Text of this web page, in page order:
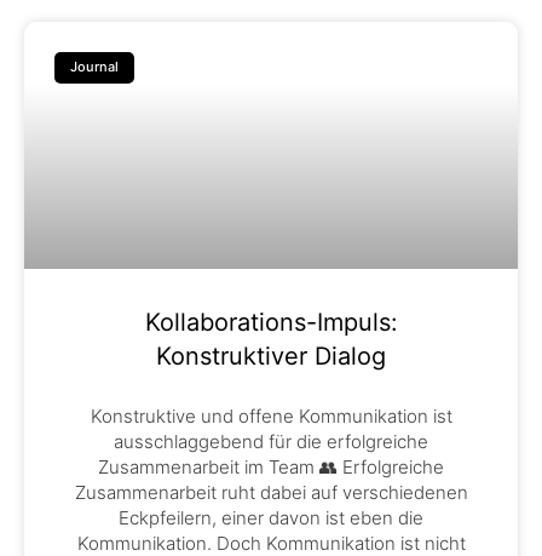
Journal
Kollaborations-Impuls:
Konstruktiver Dialog
Konstruktive und offene Kommunikation ist
ausschlaggebend für die erfolgreiche
Zusammenarbeit im Team 👥 Erfolgreiche
Zusammenarbeit ruht dabei auf verschiedenen
Eckpfeilern, einer davon ist eben die
Kommunikation. Doch Kommunikation ist nicht